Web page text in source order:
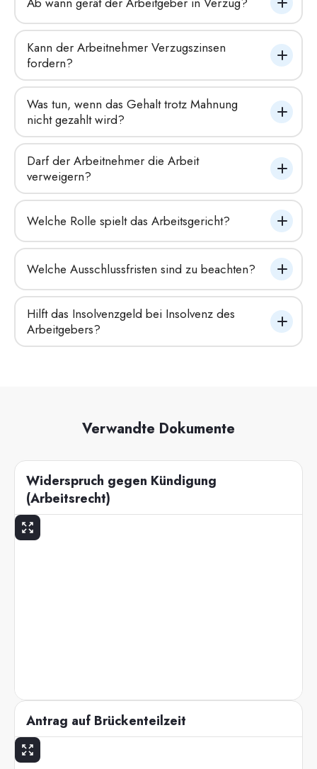
Kann der Arbeitnehmer Verzugszinsen
fordern?
Was tun, wenn das Gehalt trotz Mahnung
nicht gezahlt wird?
Darf der Arbeitnehmer die Arbeit
verweigern?
Welche Rolle spielt das Arbeitsgericht?
Welche Ausschlussfristen sind zu beachten?
Hilft das Insolvenzgeld bei Insolvenz des
Arbeitgebers?
Verwandte Dokumente
Widerspruch gegen Kündigung
(Arbeitsrecht)
Antrag auf Brückenteilzeit